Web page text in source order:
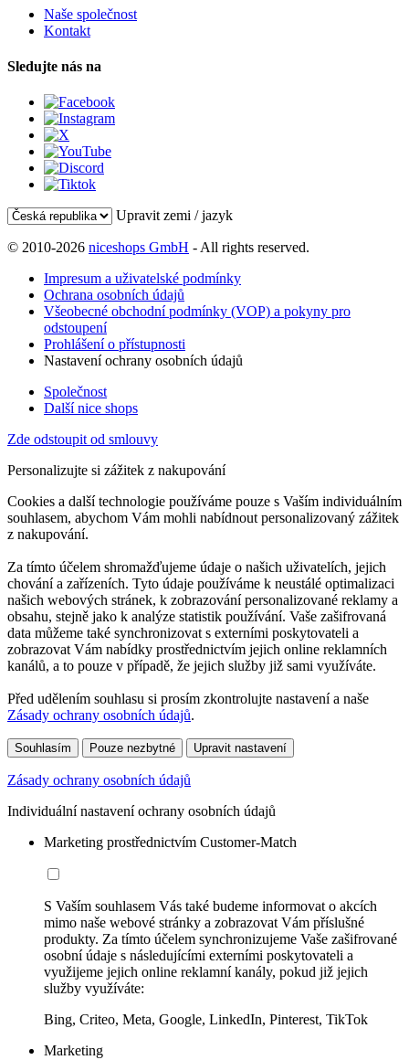
Naše společnost
Kontakt
Sledujte nás na
Upravit zemi / jazyk
© 2010-2026 niceshops GmbH - All rights reserved.
Impresum a uživatelské podmínky
Ochrana osobních údajů
Všeobecné obchodní podmínky (VOP) a pokyny pro
odstoupení
Prohlášení o přístupnosti
Nastavení ochrany osobních údajů
Společnost
Další nice shops
Zde odstoupit od smlouvy
Personalizujte si zážitek z nakupování
Cookies a další technologie používáme pouze s Vaším individuálním
souhlasem, abychom Vám mohli nabídnout personalizovaný zážitek
z nakupování.
Za tímto účelem shromažďujeme údaje o našich uživatelích, jejich
chování a zařízeních. Tyto údaje používáme k neustálé optimalizaci
našich webových stránek, k zobrazování personalizované reklamy a
obsahu, stejně jako k analýze statistik používání. Vaše zašifrovaná
data můžeme také synchronizovat s externími poskytovateli a
zobrazovat Vám nabídky prostřednictvím jejich online reklamních
kanálů, a to pouze v případě, že jejich služby již sami využíváte.
Před udělením souhlasu si prosím zkontrolujte nastavení a naše
Zásady ochrany osobních údajů.
Souhlasím Pouze nezbytné Upravit nastavení
Zásady ochrany osobních údajů
Individuální nastavení ochrany osobních údajů
Marketing prostřednictvím Customer-Match
S Vaším souhlasem Vás také budeme informovat o akcích
mimo naše webové stránky a zobrazovat Vám příslušné
produkty. Za tímto účelem synchronizujeme Vaše zašifrované
osobní údaje s následujícími externími poskytovateli a
využijeme jejich online reklamní kanály, pokud již jejich
služby využíváte:
Bing, Criteo, Meta, Google, LinkedIn, Pinterest, TikTok
Marketing